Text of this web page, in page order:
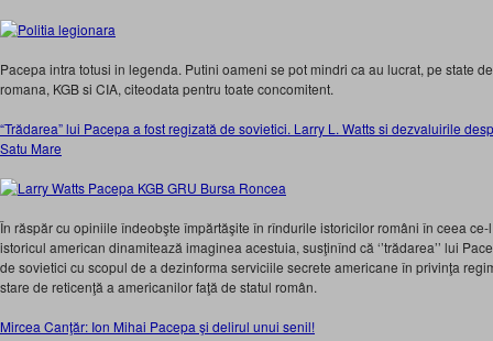
Pacepa intra totusi in legenda. Putini oameni se pot mindri ca au lucrat, pe state
romana, KGB si CIA, citeodata pentru toate concomitent.
“Trădarea” lui Pacepa a fost regizată de sovietici. Larry L. Watts si dezvaluirile
Satu Mare
În răspăr cu opiniile îndeobşte împărtăşite în rîndurile istoricilor români în ceea
istoricul american dinamitează imaginea acestuia, susţinînd că ‘’trădarea’’ lui
de sovietici cu scopul de a dezinforma serviciile secrete americane în privinţa
stare de reticenţă a americanilor faţă de statul român.
Mircea Canţăr: Ion Mihai Pacepa şi delirul unui senil!